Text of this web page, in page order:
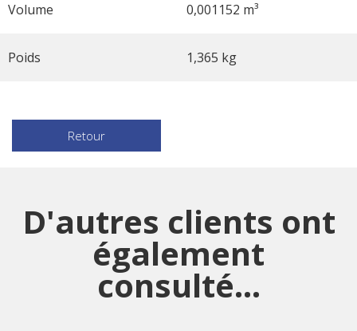
Volume 0,001152 m³
Poids 1,365 kg
Retour
D'autres clients ont
également
consulté...